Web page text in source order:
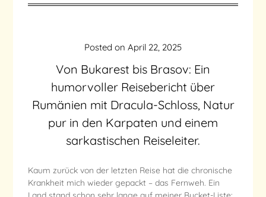
Von Bukarest bis Brasov: Ein
humorvoller Reisebericht über
Rumänien mit Dracula-Schloss, Natur
pur in den Karpaten und einem
sarkastischen Reiseleiter.
Posted on April 22, 2025
Kaum zurück von der letzten Reise hat die chronische
Krankheit mich wieder gepackt – das Fernweh. Ein